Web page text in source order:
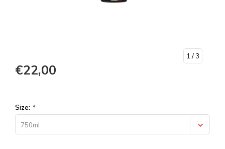
1 / 3
€22,00
Size: *
750ml